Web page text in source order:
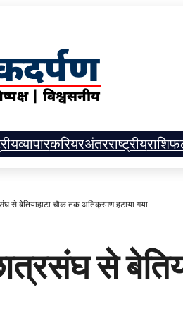
व्यापारकरियरअंतरराष्ट्रीय
बेतियाहाटा चौक तक अतिक्रमण हटाया गया
से